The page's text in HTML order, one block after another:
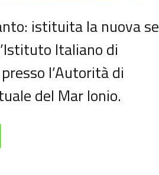
istituita la nuova
Italiano di
l’Autorità di
del Mar Ionio.